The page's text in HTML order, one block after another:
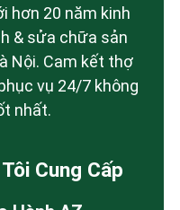
hơn 20 năm kinh
& sửa chữa sản
Nội. Cam kết thợ
vụ 24/7 không
nhất.
Cung Cấp